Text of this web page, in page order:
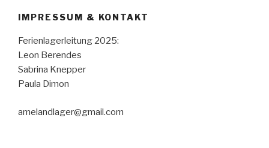
IMPRESSUM & KONTAKT
Ferienlagerleitung 2025:
Leon Berendes
Sabrina Knepper
Paula Dimon
amelandlager@gmail.com